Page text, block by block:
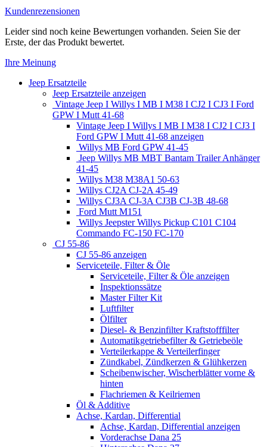
Kundenrezensionen
Leider sind noch keine Bewertungen vorhanden. Seien Sie der
Erste, der das Produkt bewertet.
Ihre Meinung
Jeep Ersatzteile
Jeep Ersatzteile anzeigen
Vintage Jeep I Willys I MB I M38 I CJ2 I CJ3 I Ford
GPW I Mutt 41-68
Vintage Jeep I Willys I MB I M38 I CJ2 I CJ3 I
Ford GPW I Mutt 41-68 anzeigen
Willys MB Ford GPW 41-45
Jeep Willys MB MBT Bantam Trailer Anhänger
41-45
Willys M38 M38A1 50-63
Willys CJ2A CJ-2A 45-49
Willys CJ3A CJ-3A CJ3B CJ-3B 48-68
Ford Mutt M151
Willys Jeepster Willys Pickup C101 C104
Commando FC-150 FC-170
CJ 55-86
CJ 55-86 anzeigen
Serviceteile, Filter & Öle
Serviceteile, Filter & Öle anzeigen
Inspektionssätze
Master Filter Kit
Luftfilter
Ölfilter
Diesel- & Benzinfilter Kraftstofffilter
Automatikgetriebefilter & Getriebeöle
Verteilerkappe & Verteilerfinger
Zündkabel, Zündkerzen & Glühkerzen
Scheibenwischer, Wischerblätter vorne &
hinten
Flachriemen & Keilriemen
Öl & Additive
Achse, Kardan, Differential
Achse, Kardan, Differential anzeigen
Vorderachse Dana 25